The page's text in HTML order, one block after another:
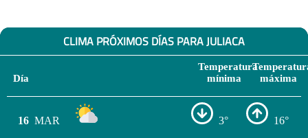
CLIMA PRÓXIMOS DÍAS PARA JULIACA
Día
Temperatura
mínima
máxima
16 MAR 3° 16°